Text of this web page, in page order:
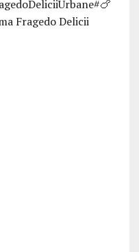
Fragedo Delicii